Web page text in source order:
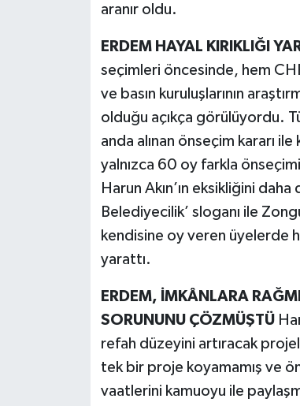
aranır oldu.
ERDEM HAYAL KIRIKLIĞI
seçimleri öncesinde, hem
ve basın kuruluşlarının
olduğu açıkça görülüyordu.
anda alınan önseçim kararı
yalnızca 60 oy farkla
Harun Akın’ın eksikliğini
Belediyecilik’ sloganı ile
kendisine oy veren üyelerde
yarattı.
ERDEM, İMKÂNLARA
SORUNUNU ÇÖZMÜŞTÜ
refah düzeyini artıracak
tek bir proje koyamamış ve
vaatlerini kamuoyu ile